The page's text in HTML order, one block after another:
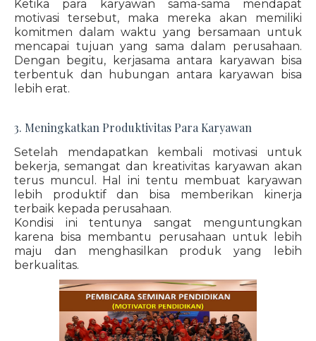
Ketika para karyawan sama-sama mendapat
motivasi tersebut, maka mereka akan memiliki
komitmen dalam waktu yang bersamaan untuk
mencapai tujuan yang sama dalam perusahaan.
Dengan begitu, kerjasama antara karyawan bisa
terbentuk dan hubungan antara karyawan bisa
lebih erat.
3. Meningkatkan Produktivitas Para Karyawan
Setelah mendapatkan kembali motivasi untuk
bekerja, semangat dan kreativitas karyawan akan
terus muncul. Hal ini tentu membuat karyawan
lebih produktif dan bisa memberikan kinerja
terbaik kepada perusahaan.
Kondisi ini tentunya sangat menguntungkan
karena bisa membantu perusahaan untuk lebih
maju dan menghasilkan produk yang lebih
berkualitas.